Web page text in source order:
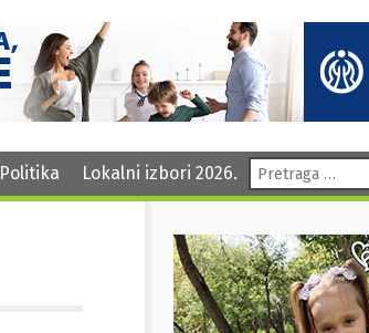
Politika Lokalni izbori 2026. Pretraga: